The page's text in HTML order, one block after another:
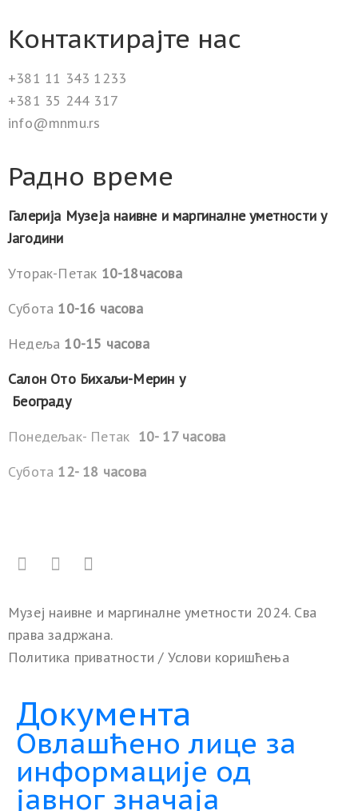
Контактирајте нас
+381 11 343 1233
+381 35 244 317
info@mnmu.rs
Радно време
Галерија Музеја наивне и маргиналне уметности у
Јагодини
Уторак-Петак 10-18часова
Субота 10-16 часова
Недеља 10-15 часова
Салон Ото Бихаљи-Мерин у
Београду
Понедељак- Петак 10- 17 часова
Субота 12- 18 часова
Музеј наивне и маргиналне уметности 2024. Сва
права задржана.
Политика приватности / Услови коришћења
Документа
Овлашћено лице за
информације од
јавног значаја